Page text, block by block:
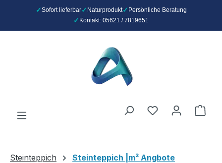
Sofort lieferbar Naturprodukt
Persönliche Beratung
Kontakt: 05621 / 7819651
Du hast 0
Steinteppich Steinteppich |m² Angbote